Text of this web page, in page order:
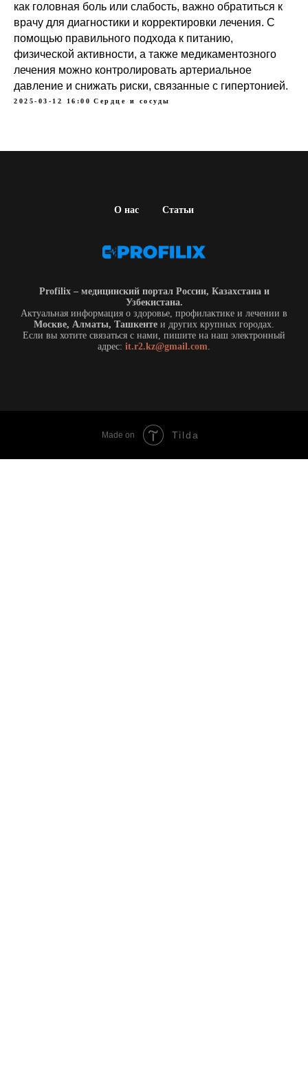
как головная боль или слабость, важно обратиться к
врачу для диагностики и корректировки лечения. С
помощью правильного подхода к питанию,
физической активности, а также медикаментозного
лечения можно контролировать артериальное
давление и снижать риски, связанные с гипертонией.
2025-03-12 16:00 Сердце и сосуды
О нас Статьи
Profilix – медицинский портал России, Казахстана и
Узбекистана.
Актуальная информация о здоровье, профилактике и лечении в
Москве, Алматы, Ташкенте и других крупных городах.
Если вы хотите связаться с нами, пишите на наш электронный
адрес: it.r2.kz@gmail.com.
Made on Tilda